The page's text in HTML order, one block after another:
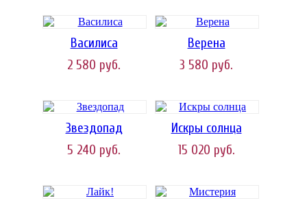
Василиса
2 580 руб.
Верена
3 580 руб.
Звездопад
5 240 руб.
Искры солнца
15 020 руб.